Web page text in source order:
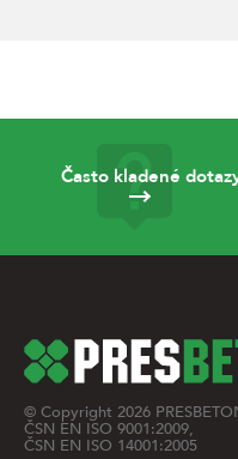
Často kladené
© Copyright 2026
ČSN EN ISO 9001:2009,
ČSN EN ISO 14001:2005